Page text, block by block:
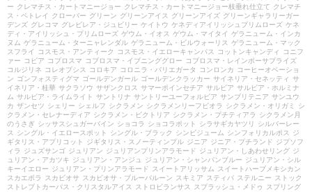
ー クレマチス・カートマニージョー クレマチス・カートマニージョー枝垂れ仕立て クレマチ
ス・ペトレイ
クローバー グリーン グリーンアイス グリーンアイズ グリーンギャラリーガー
デンズ グレコマ グレビレア・ジュビリー ケイトウ ケネディアイリッシュプリムローズ ケネ
ディ・アイリッシュ・プリムローズ ゲウム・イオス ゲウム・マイタイ ゲラニューム・インカ
ヌム ゲラニューム・ターニャレンダル ゲラニューム・ビルウォーリス ゲラニューム・マック
スフライ
コスモス・アンティーク コスモス・イエローキャンパス コットンキャンディ
コニフ
ァー
コピア コプロスマ コプロスマ・イブニンググロー
コプロスマ・レインボーサプライズ
コルジリネ
コレオプシス コロキア コロニラ・バリエガータ コンロンカ
コーヒーオベーショ
ン ゴンフォスティグマ ゴールデンガール ゴールデンクラッカー サイネリア・セネッティ サ
イネリア・桂華 サクラソウ サザンクロス サマーポインセチア サルビア サルビア・ホルミナ
ム サルビア・ライムライト サントリナ サントリーユーフォルビア サンブリテニア サンユウ
カ ザンセツ シェリー シェルフ シクラメン シクラメンリーフビオラ シクラメン・オリガミ
シ
クラメン・セレナーディア シクラメン・ビクトリア シクラメン・プチティアラ
シクラメン月
のうさぎ シッサスシュガーバイン ショコラ ショコラポット シラサギカヤツリ
シルバーレー
ス
シングル・イエロースポット シングル・ブラック シンビジューム シンフォリカルポス
ジ
ギタリス・アプリコット
ジギタリス・スノーティンプル ジニア ジニア・プチランド ジプソフ
ィラ
ジュズサンゴ ジュリアン ジュリアンプリンアラモード ジュリアン・しあわせリング ジ
ュリアン・アカツキ ジュリアン・アンジュ ジュリアン・シャンパンブルー ジュリアン・シル
キーイエロー ジュリアン・プリンアラモード スイートアリッサム
スイートハーブメキシカン
スカエボラ
スカビオサ スカビオサ・ブルーバルーン スキミア スティパ ステルニー
ストック
ストレプトカーパス・クリスタルアイス
ストロビランサス スプラッシュ・メドゥ
スプリング